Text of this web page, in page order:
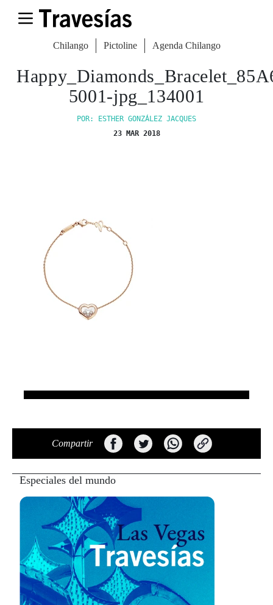
Chilango Pictoline Agenda Chilango
5001-jpg_134001
POR: ESTHER GONZÁLEZ JACQUES
23 MAR 2018
Compartir
Especiales del mundo